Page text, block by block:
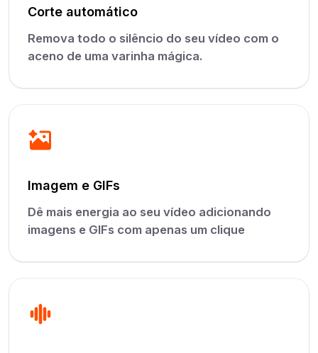
Corte automático
Remova todo o silêncio do seu vídeo com o
aceno de uma varinha mágica.
Imagem e GIFs
Dê mais energia ao seu vídeo adicionando
imagens e GIFs com apenas um clique